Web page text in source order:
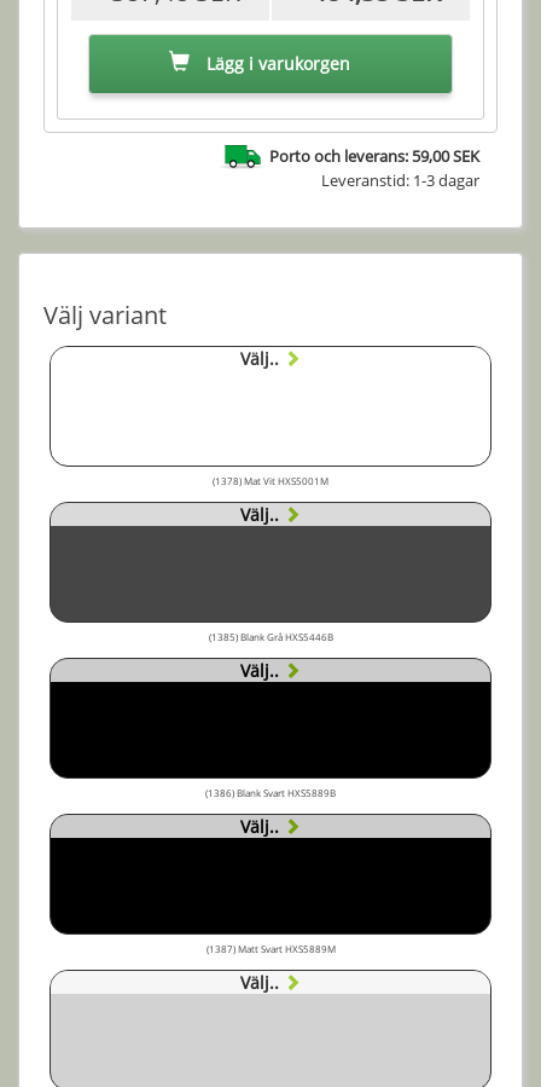
Lägg i varukorgen
Porto och leverans: 59,00 SEK
Leveranstid: 1-3 dagar
Välj variant
Välj..
(1378) Mat Vit HXS5001M
Välj..
(1385) Blank Grå HXS5446B
Välj..
(1386) Blank Svart HXS5889B
Välj..
(1387) Matt Svart HXS5889M
Välj..